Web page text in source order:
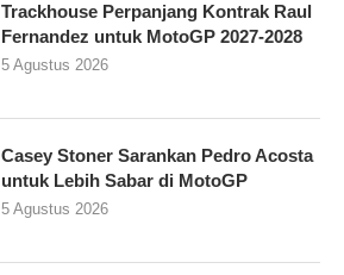
Trackhouse Perpanjang Kontrak Raul
Fernandez untuk MotoGP 2027-2028
5 Agustus 2026
Casey Stoner Sarankan Pedro Acosta
untuk Lebih Sabar di MotoGP
5 Agustus 2026